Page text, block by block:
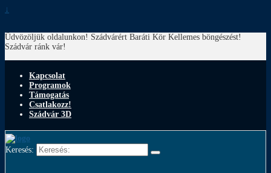
↓
Üdvözöljük oldalunkon! Szádvárért Baráti Kör Kellemes böngészést!
Szádvár ránk vár!
Kapcsolat
Programok
Támogatás
Csatlakozz!
Szádvár 3D
Keresés: